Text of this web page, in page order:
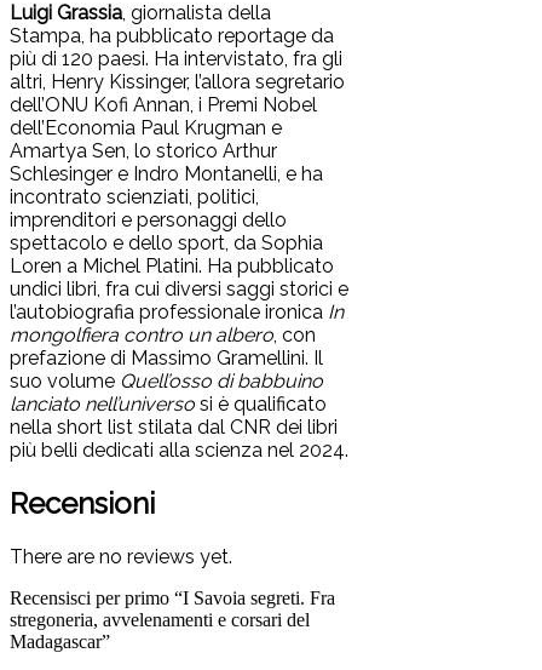
Luigi Grassia, giornalista della
Stampa, ha pubblicato reportage da
più di 120 paesi. Ha intervistato, fra gli
altri, Henry Kissinger, l’allora segretario
dell’ONU Kofi Annan, i Premi Nobel
dell’Economia Paul Krugman e
Amartya Sen, lo storico Arthur
Schlesinger e Indro Montanelli, e ha
incontrato scienziati, politici,
imprenditori e personaggi dello
spettacolo e dello sport, da Sophia
Loren a Michel Platini. Ha pubblicato
undici libri, fra cui diversi saggi storici e
l’autobiografia professionale ironica In
mongolfiera contro un albero, con
prefazione di Massimo Gramellini. Il
suo volume Quell’osso di babbuino
lanciato nell’universo si è qualificato
nella short list stilata dal CNR dei libri
più belli dedicati alla scienza nel 2024.
Recensioni
There are no reviews yet.
Recensisci per primo “I Savoia segreti. Fra
stregoneria, avvelenamenti e corsari del
Madagascar”